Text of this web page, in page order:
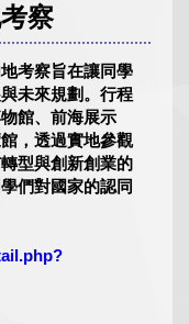
察
考察旨在讓同學
未來規劃。行程
館、前海展示
，透過實地參觀
型與創新創業的
們對國家的認同